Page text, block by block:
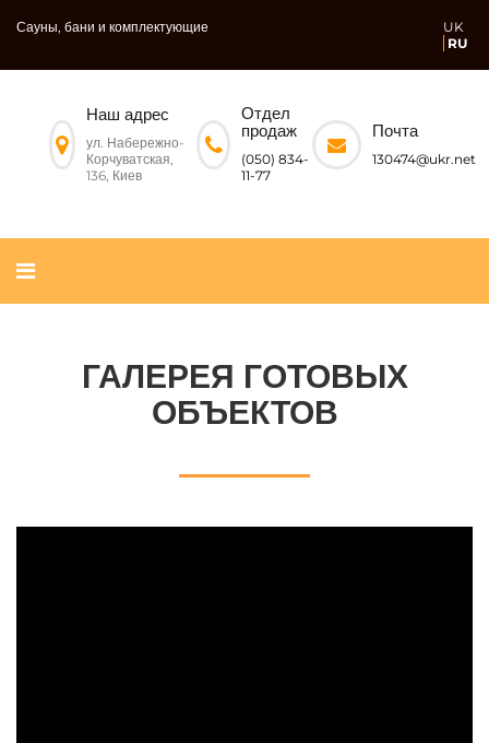
Сауны, бани и комплектующие
UK
RU
Наш адрес
ул. Набережно-
Корчуватская,
136, Киев
Отдел
продаж
(050) 834-
11-77
Почта
130474@ukr.net
ГАЛЕРЕЯ ГОТОВЫХ
ОБЪЕКТОВ